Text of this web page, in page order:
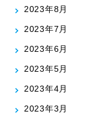
2023年8月
2023年7月
2023年6月
2023年5月
2023年4月
2023年3月